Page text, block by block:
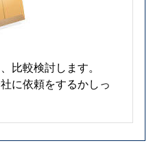
比較検討します。
に依頼をするかしっ